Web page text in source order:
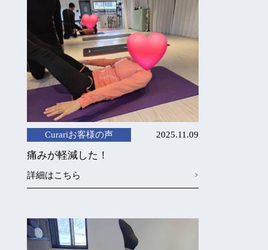
痛みが軽減した！
Curariお客様の声 2025.11.09
詳細はこちら